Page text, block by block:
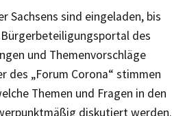
Sachsens sind eingeladen, bis
des
und Themenvorschläge
des „Forum Corona“ stimmen
Themen und Fragen in den
diskutiert werden.